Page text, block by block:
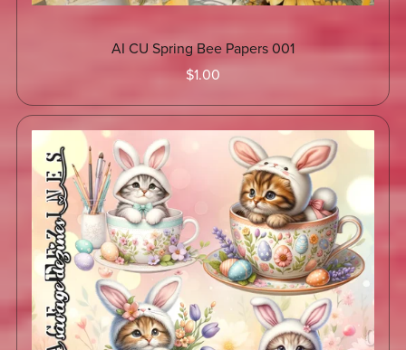
AI CU Spring Bee Papers 001
$1.00